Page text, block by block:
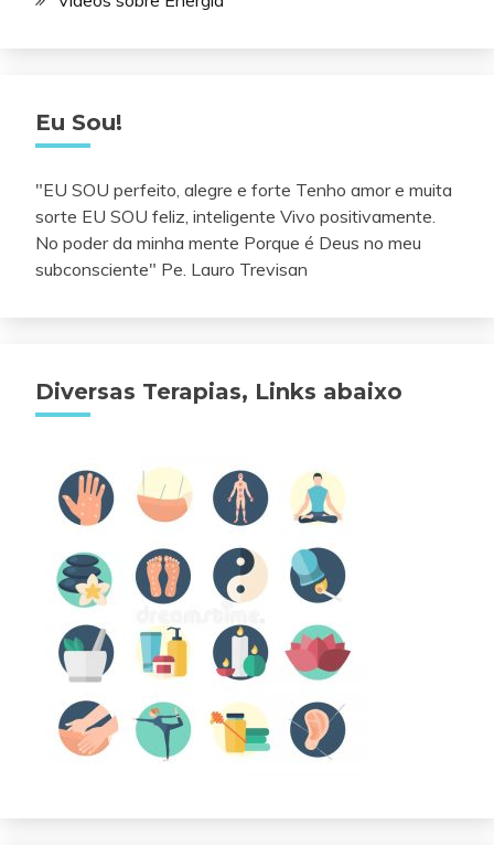
Eu Sou!
"EU SOU perfeito, alegre e forte Tenho amor e muita
sorte EU SOU feliz, inteligente Vivo positivamente.
No poder da minha mente Porque é Deus no meu
subconsciente" Pe. Lauro Trevisan
Diversas Terapias, Links abaixo